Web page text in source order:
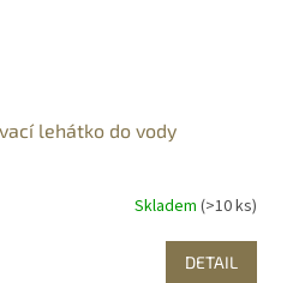
lehátko do vody
Skladem (>10 ks)
DETAIL